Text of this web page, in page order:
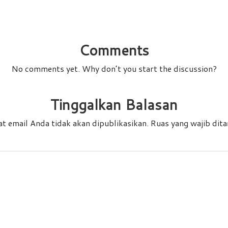
Comments
No comments yet. Why don’t you start the discussion?
Tinggalkan Balasan
email Anda tidak akan dipublikasikan. Ruas yang wajib